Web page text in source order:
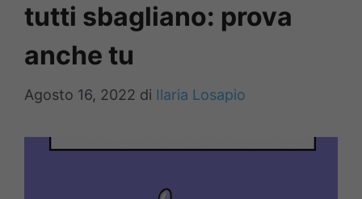
tutti sbagliano: prova
anche tu
Agosto 16, 2022 di Ilaria Losapio